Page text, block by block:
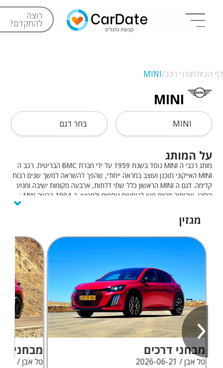
רוצה
להתקדם?
דף הבית/יצרני רכב/MINI
MINI בחר דגם
על המותג
מותג רכבי ה MINI נוסד בשנת 1959 על ידי חברת BMC הבריטית. רכב ה
MINI האייקוני תוכנן ועוצב במראה ייחודי, שהפך להשראה למשך שנים רבות
קדימה. דגם ה MINI הראשון כלל שתי דלתות, ארבעה מקומות ישיבה ומנוע
רוחבי, שהותיר מרווח פנוי לנוסעים נוספים ולמטען. ב-1994 רכשה BMW
את מותג הרכב MINI יחד עם חברת BMC, ובשנת 2000 השיקה את הגרסה
העדכנית שלה לדגם ה MINI המשפחתי.
⌄
מגזין
מבחני דרכים
טל אבן / 2026-06-21
מבחני
טל אבן / 2026-06-09